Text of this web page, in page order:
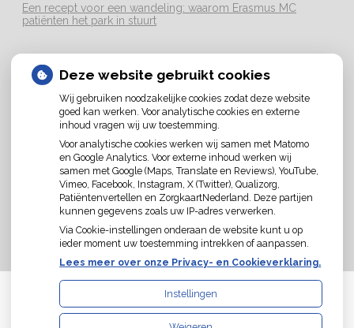
Een recept voor een wandeling: waarom Erasmus MC
patiënten het park in stuurt
LOCATIE
U heeft geen toestemming gegeven voor
externe inhouddie nodig is om dit te zien.
Cookie-instellingen wijzigen
Uw Zorg Online
Deze website gebruikt cookies
Wij gebruiken noodzakelijke cookies zodat deze website
goed kan werken. Voor analytische cookies en externe
inhoud vragen wij uw toestemming.
Voor analytische cookies werken wij samen met Matomo
en Google Analytics. Voor externe inhoud werken wij
samen met Google (Maps, Translate en Reviews), YouTube,
Vimeo, Facebook, Instagram, X (Twitter), Qualizorg,
Patiëntenvertellen en ZorgkaartNederland. Deze partijen
kunnen gegevens zoals uw IP-adres verwerken.
Via Cookie-instellingen onderaan de website kunt u op
ieder moment uw toestemming intrekken of aanpassen.
Lees meer over onze Privacy- en Cookieverklaring.
Instellingen